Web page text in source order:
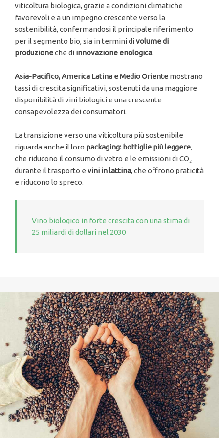
viticoltura biologica, grazie a condizioni climatiche
favorevoli e a un impegno crescente verso la
sostenibilità, confermandosi il principale riferimento
per il segmento bio, sia in termini divolume di
produzioneche di innovazione enologica.
Asia-Pacifico, America Latina e Medio Oriente mostrano
tassi di crescita significativi, sostenuti da una maggiore
disponibilità di vini biologici e una crescente
consapevolezza dei consumatori.
La transizione verso una viticoltura più sostenibile
riguarda anche il loro packaging: bottiglie più leggere,
che riducono il consumo di vetro e le emissioni di CO₂
durante il trasporto e vini in lattina, che offrono praticità
e riducono lo spreco.
Vino biologico in forte crescita con una stima di
25 miliardi di dollari nel 2030